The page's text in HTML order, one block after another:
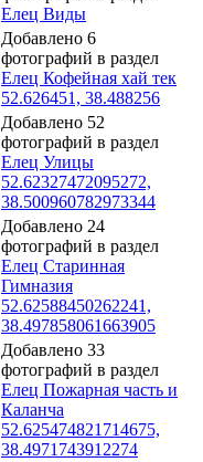
Елец Виды
Добавлено 6
фотографий в раздел
Елец Кофейная хай тек
52.626451, 38.488256
Добавлено 52
фотографий в раздел
Елец Улицы
52.62327472095272,
38.500960782973344
Добавлено 24
фотографий в раздел
Елец Старинная
Гимназия
52.62588450262241,
38.497858061663905
Добавлено 33
фотографий в раздел
Елец Пожарная часть и
Каланча
52.625474821714675,
38.4971743912274